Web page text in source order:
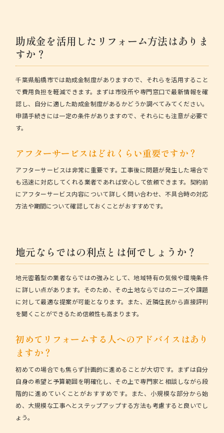
助成金を活用したリフォーム方法はありま
すか？
千葉県船橋市では助成金制度がありますので、それらを活用すること
で費用負担を軽減できます。まずは市役所や専門窓口で最新情報を確
認し、自分に適した助成金制度があるかどうか調べてみてください。
申請手続きには一定の条件がありますので、それらにも注意が必要で
す。
アフターサービスはどれくらい重要ですか？
アフターサービスは非常に重要です。工事後に問題が発生した場合で
も迅速に対応してくれる業者であれば安心して依頼できます。契約前
にアフターサービス内容について詳しく問い合わせ、不具合時の対応
方法や期間について確認しておくことがおすすめです。
地元ならではの利点とは何でしょうか？
地元密着型の業者ならではの強みとして、地域特有の気候や環境条件
に詳しい点があります。そのため、その土地ならではのニーズや課題
に対して最適な提案が可能となります。また、近隣住民から直接評判
を聞くことができるため信頼性も高まります。
初めてリフォームする人へのアドバイスはあり
ますか？
初めての場合でも焦らず計画的に進めることが大切です。まずは自分
自身の希望と予算範囲を明確化し、その上で専門家と相談しながら段
階的に進めていくことがおすすめです。また、小規模な部分から始
め、大規模な工事へとステップアップする方法も考慮すると良いでし
ょう。